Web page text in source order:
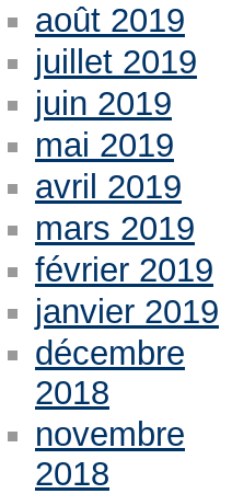
août 2019
juillet 2019
juin 2019
mai 2019
avril 2019
mars 2019
février 2019
janvier 2019
décembre
2018
novembre
2018